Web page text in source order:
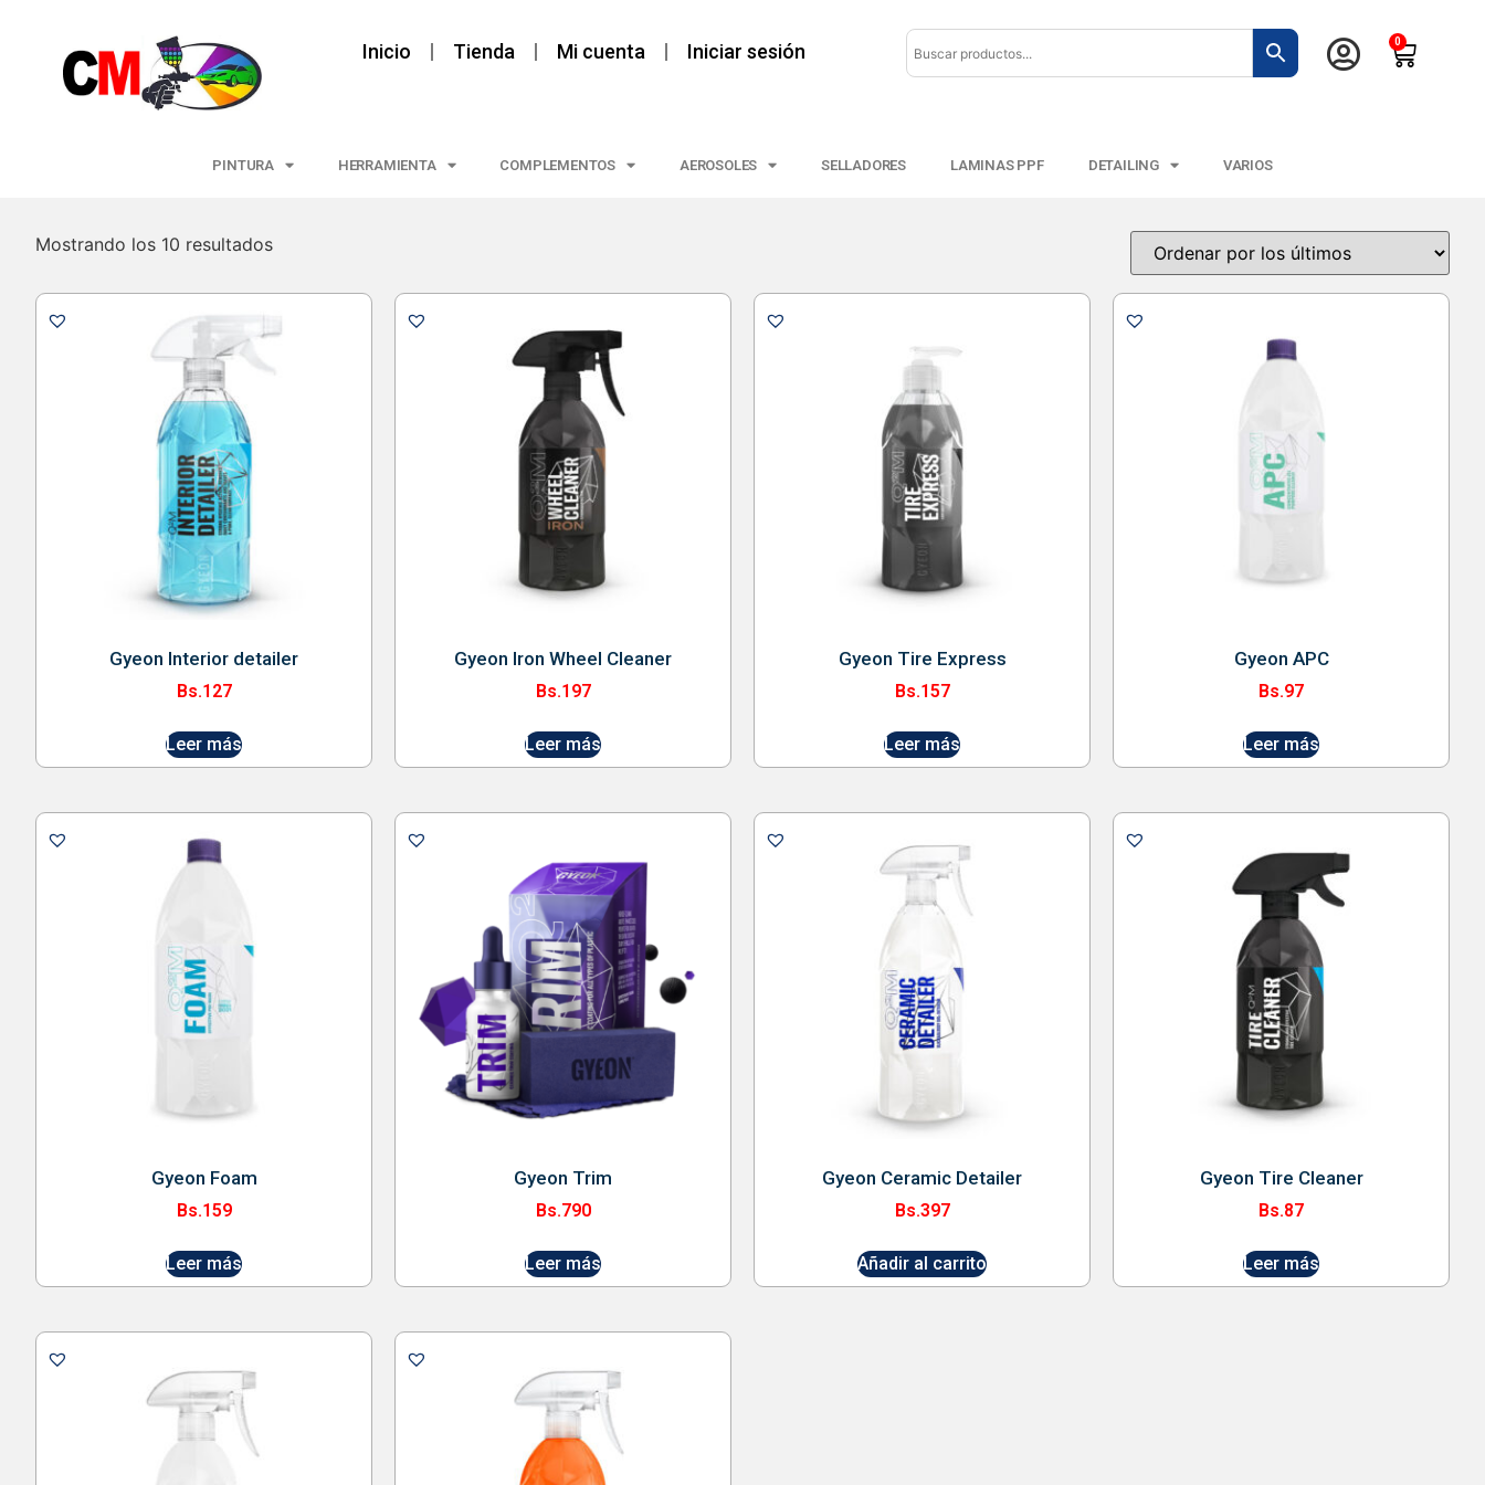
Inicio Tienda Mi cuenta Iniciar sesión 0
PINTURA HERRAMIENTA COMPLEMENTOS AEROSOLES SELLADORES LAMINAS PPF DETAILING VARIOS
Mostrando los 10 resultados
Gyeon Interior detailer
Bs.127
Leer más
Gyeon Iron Wheel Cleaner
Bs.197
Leer más
Gyeon Tire Express
Bs.157
Leer más
Gyeon APC
Bs.97
Leer más
Gyeon Foam
Bs.159
Leer más
Gyeon Trim
Bs.790
Leer más
Gyeon Ceramic Detailer
Bs.397
Añadir al carrito
Gyeon Tire Cleaner
Bs.87
Leer más